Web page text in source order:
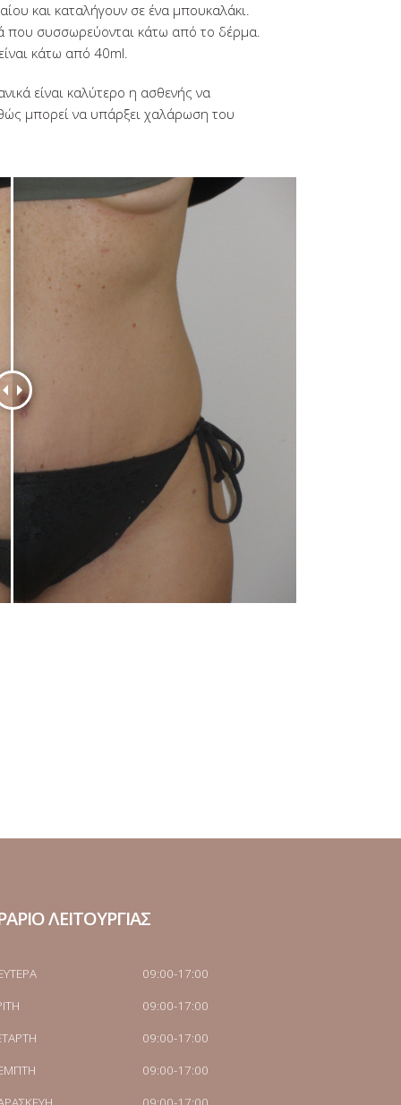
και καταλήγουν σε ένα μπουκαλάκι.
που συσσωρεύονται κάτω από το δέρμα.
κάτω από 40ml.
είναι καλύτερο η ασθενής να
μπορεί να υπάρξει χαλάρωση του
ΛΕΙΤΟΥΡΓΙΑΣ
09:00-17:00
09:00-17:00
09:00-17:00
09:00-17:00